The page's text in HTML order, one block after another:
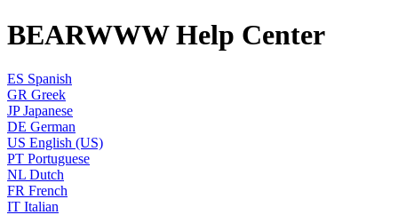
BEARWWW Help Center
ES Spanish
GR Greek
JP Japanese
DE German
US English (US)
PT Portuguese
NL Dutch
FR French
IT Italian